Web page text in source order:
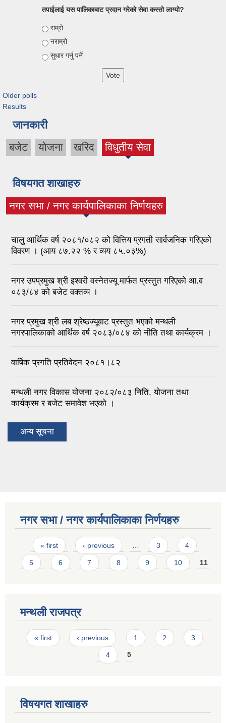
तपाईलाई यस पालिकाबाट प्रदान गरेको सेवा कस्तो लाग्यो?
Choices
राम्रो
नराम्रो
सुधार गर्नु पर्ने
Older polls
Results
जानकारी
बजेट योजना खरिद विधुतीय सेवा
विषयगत शाखाहरु
नगर सभा / नगर कार्यपालिकाका निर्णयहरु
(active tab)
चालु आर्थिक वर्ष २०८१/०८२ को वित्तिय प्रगती सार्वजनिक गरिएको
विवरण । (आय ८७.२२ % र व्यय ८५.०३%)
नगर उपप्रमुख श्री इश्वरी वस्नेतज्यू मार्फत प्रस्तुत गरिएको आ.व
०८३/८४ को बजेट वक्तव्य ।
नगर प्रमुख श्री लब श्रेष्ठज्यूवाट प्रस्तुत भएको मन्थली
नगरपालिकाको आर्थिक वर्ष २०८३/०८४ को नीति तथा कार्यक्रम ।
वार्षिक प्रगति प्रतिवेदन २०८१।८२
मन्थली नगर विकास योजना २०८२/०८३ निति, योजना तथा
कार्यक्रम र बजेट समावेश भएको ।
अन्य सूचना
नगर सभा / नगर कार्यपालिकाका निर्णयहरु
Pages
« first ‹ previous 3 4
5 6 7 8 9 10 11
मन्थली राजपत्र
Pages
« first ‹ previous 1 2 3
4 5
विषयगत शाखाहरु